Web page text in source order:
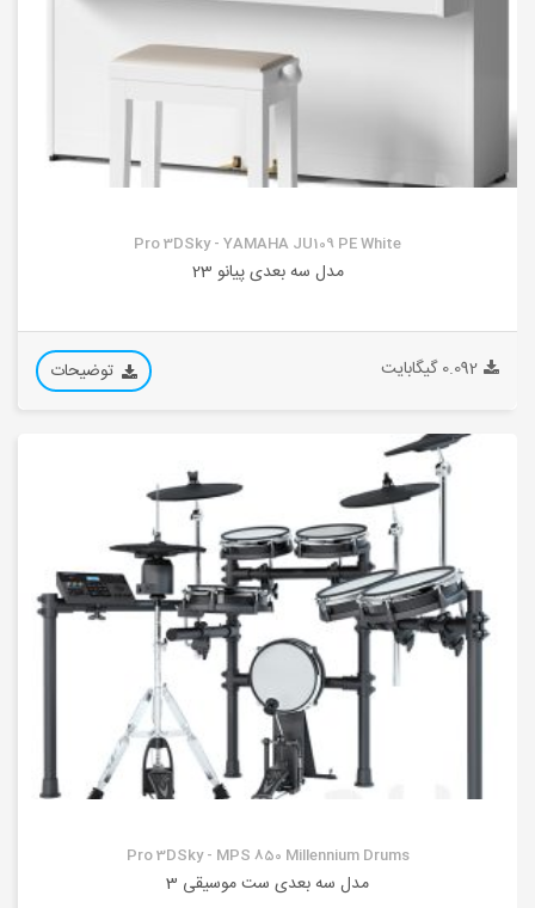
Pro 3DSky - YAMAHA JU109 PE White
مدل سه بعدی پیانو 23
0.092 گیگابایت توضیحات
Pro 3DSky - MPS 850 Millennium Drums
مدل سه بعدی ست موسیقی 3